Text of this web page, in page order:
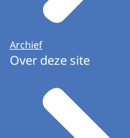
Archief
Over deze site